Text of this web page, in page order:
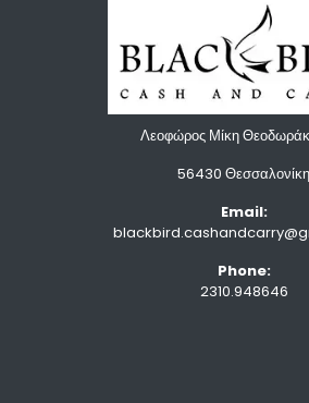
Λεοφώρος Μίκη
56430 Θεσσαλονίκη
Email:
Phone:
2310.948646